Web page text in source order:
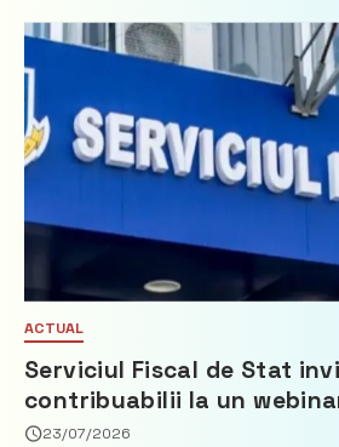
ACTUAL
Serviciul Fiscal de Stat
contribuabilii la un
privind calculul impozitului
23/07/2026